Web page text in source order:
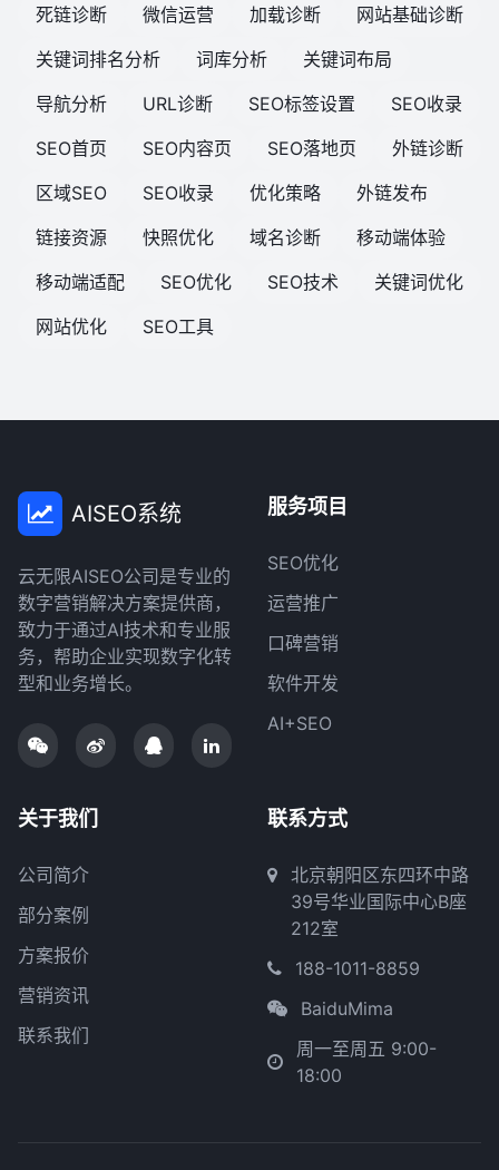
死链诊断 微信运营 加载诊断
网站基础诊断
关键词排名分析
词库分析
关键词布局
导航分析
URL诊断 SEO标签设置
SEO收录
SEO首页
SEO内容页 SEO落地页
外链诊断
区域SEO
SEO收录 优化策略
外链发布
链接资源
快照优化 域名诊断
移动端体验
移动端适配
SEO优化 SEO技术
关键词优化
网站优化
SEO工具
AISEO系统
云无限AISEO公司是专业的
数字营销解决方案提供商，
致力于通过AI技术和专业服
务，帮助企业实现数字化转
型和业务增长。
服务项目
SEO优化
运营推广
口碑营销
软件开发
AI+SEO
关于我们
公司简介
部分案例
方案报价
营销资讯
联系我们
联系方式
北京朝阳区东四环中路
39号华业国际中心B座
212室
188-1011-8859
BaiduMima
周一至周五 9:00-
18:00